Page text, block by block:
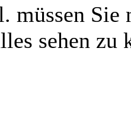
Sie
sehen zu